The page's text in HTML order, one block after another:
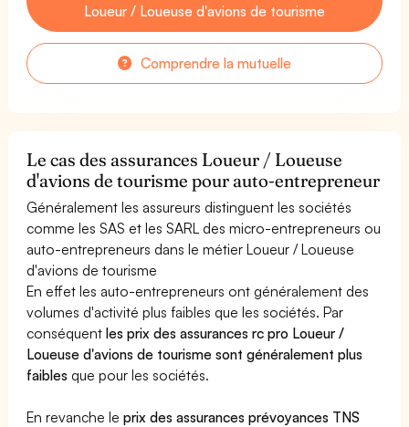
Loueur / Loueuse d'avions de tourisme
Comprendre la mutuelle
Le cas des assurances Loueur / Loueuse
d'avions de tourisme pour auto-entrepreneur
Généralement les assureurs distinguent les sociétés
comme les SAS et les SARL des micro-entrepreneurs ou
auto-entrepreneurs dans le métier Loueur / Loueuse
d'avions de tourisme
En effet les auto-entrepreneurs ont généralement des
volumes d'activité plus faibles que les sociétés. Par
conséquentles prix des assurances rc pro Loueur /
Loueuse d'avions de tourisme sont généralement plus
faibles que pour les sociétés.
En revanche leprix des assurances prévoyances TNS